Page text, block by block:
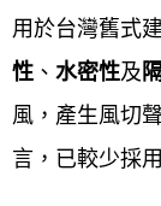
Our
鋁門窗工程宅
至上、安全實
保產品的品質
用於台灣舊式
性 、 水密性及
風，產生風切
言，已較少採